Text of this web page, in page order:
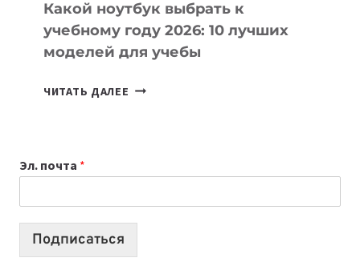
Какой ноутбук выбрать к
учебному году 2026: 10 лучших
моделей для учебы
ЧИТАТЬ ДАЛЕЕ КАКОЙ
2026:
10
Эл. почта *
Подписаться